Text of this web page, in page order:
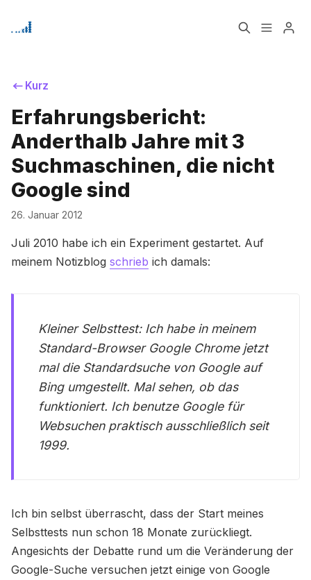
Home
Bitte geben Sie mindestens 3 Zeichen ein
Kurz
Erfahrungsbericht:
Anderthalb Jahre mit 3
Suchmaschinen, die nicht
Google sind
26. Januar 2012
Juli 2010 habe ich ein Experiment gestartet. Auf
meinem Notizblog schrieb ich damals:
Kleiner Selbsttest: Ich habe in meinem
Standard-Browser Google Chrome jetzt
mal die Standardsuche von Google auf
Bing umgestellt. Mal sehen, ob das
funktioniert. Ich benutze Google für
Websuchen praktisch ausschließlich seit
1999.
Ich bin selbst überrascht, dass der Start meines
Selbsttests nun schon 18 Monate zurückliegt.
Angesichts der Debatte rund um die Veränderung der
Google-Suche versuchen jetzt einige von Google